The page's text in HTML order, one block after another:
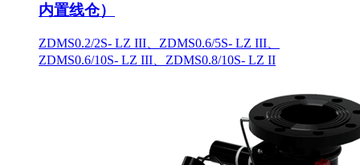
内置线仓）
ZDMS0.2/2S- LZ III、ZDMS0.6/5S- LZ III、
ZDMS0.6/10S- LZ III、ZDMS0.8/10S- LZ II